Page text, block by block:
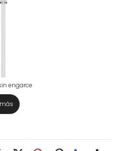
engarce